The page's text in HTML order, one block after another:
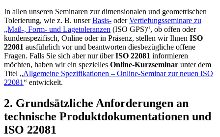
In allen unseren Seminaren zur dimensionalen und geometrischen
Tolerierung, wie z. B. unserBasis- oderVertiefungsseminare zu
„Maß-, Form- und Lagetoleranzen (ISO GPS)“, ob offen oder
kundenspezifisch, Online oder in Präsenz, stellen wir Ihnen ISO
22081 ausführlich vor und beantworten diesbezügliche offene
Fragen. Falls Sie sich aber nur überISO 22081 informieren
möchten, haben wir ein spezielles Online-Kurzseminar unter dem
Titel „Allgemeine Spezifikationen – Online-Seminar zur neuen ISO
22081“ entwickelt.
2. Grundsätzliche Anforderungen an
technische Produktdokumentationen und
ISO 22081